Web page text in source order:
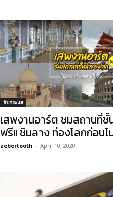
จับกระแส
เสพงานอาร์ต ชมสถานที่ชั้
ฟรี!! ชิมลาง ท่องโลกก่อนไ
zebertooth - April 10, 2020